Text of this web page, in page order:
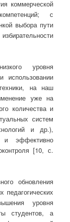
коммерческой
с
выбора пути
уровня
использовании
на наш
уже на
количества и
систем
и др.),
и эффективно
[10, с.
обновления
уровня
студентов, а